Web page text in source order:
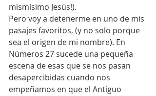
mismísimo Jesús!).
Pero voy a detenerme en uno de mis
pasajes favoritos, (y no solo porque
sea el origen de mi nombre). En
Números 27 sucede una pequeña
escena de esas que se nos pasan
desapercibidas cuando nos
empeñamos en que el Antiguo